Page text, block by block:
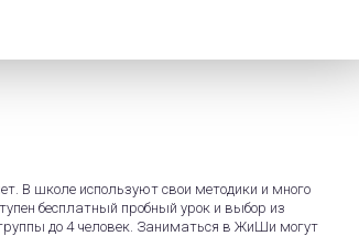
В школе используют свои методики и много
бесплатный пробный урок и выбор из
до 4 человек. Заниматься в ЖиШи могут